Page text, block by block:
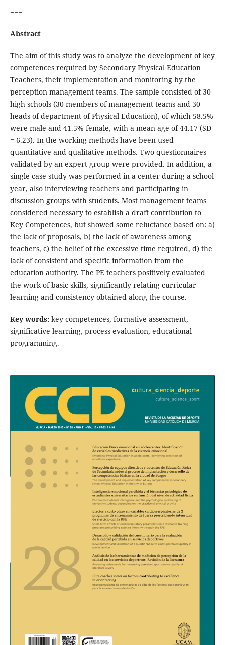
===
Abstract
The aim of this study was to analyze the development of key
competences required by Secondary Physical Education
Teachers, their implementation and monitoring by the
perception management teams. The sample consisted of 30
high schools (30 members of management teams and 30
heads of department of Physical Education), of which 58.5%
were male and 41.5% female, with a mean age of 44.17 (SD
= 6.23). In the working methods have been used
quantitative and qualitative methods. Two questionnaires
validated by an expert group were provided. In addition, a
single case study was performed in a center during a school
year, also interviewing teachers and participating in
discussion groups with students. Most management teams
considered necessary to establish a draft contribution to
Key Competences, but showed some reluctance based on: a)
the lack of proposals, b) the lack of awareness among
teachers, c) the belief of the excessive time required, d) the
lack of consistent and specific information from the
education authority. The PE teachers positively evaluated
the work of basic skills, significantly relating curricular
learning and consistency obtained along the course.
Key words: key competences, formative assessment,
significative learning, process evaluation, educational
programming.